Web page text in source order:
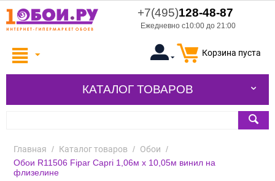
+7(495)128-48-87
Ежедневно с10:00 до 21:00
Корзина пуста
КАТАЛОГ ТОВАРОВ
Главная / Каталог товаров / Обои /
Обои R11506 Fipar Capri 1,06м х 10,05м винил на
флизелине